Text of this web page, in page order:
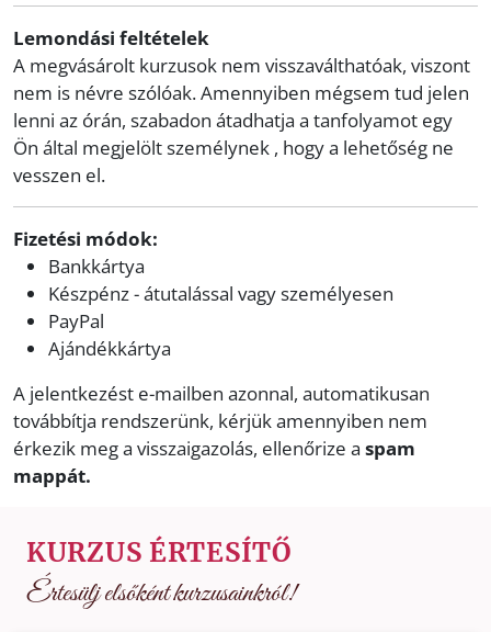
Lemondási feltételek
A megvásárolt kurzusok nem visszaválthatóak, viszont
nem is névre szólóak. Amennyiben mégsem tud jelen
lenni az órán, szabadon átadhatja a tanfolyamot egy
Ön által megjelölt személynek , hogy a lehetőség ne
vesszen el.
Fizetési módok:
Bankkártya
Készpénz - átutalással vagy személyesen
PayPal
Ajándékkártya
A jelentkezést e-mailben azonnal, automatikusan
továbbítja rendszerünk, kérjük amennyiben nem
érkezik meg a visszaigazolás, ellenőrize a spam
mappát.
KURZUS ÉRTESÍTŐ
Értesülj elsőként kurzusainkról!